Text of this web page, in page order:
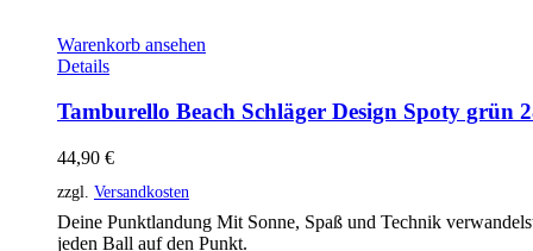
Warenkorb ansehen
Details
Tamburello Beach Schläger Design Spoty grün
44,90 €
zzgl. Versandkosten
Deine Punktlandung Mit Sonne, Spaß und Technik
jeden Ball auf den Punkt.